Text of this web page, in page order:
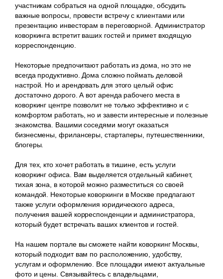
участникам собраться на одной площадке, обсудить
важные вопросы, провести встречу с клиентами или
презентацию инвесторам в переговорной. Администратор
коворкинга встретит ваших гостей и примет входящую
корреспонденцию.
Некоторые предпочитают работать из дома, но это не
всегда продуктивно. Дома сложно поймать деловой
настрой. Но и арендовать для этого целый офис
достаточно дорого. А вот аренда рабочего места в
коворкинг центре позволит не только эффективно и с
комфортом работать, но и завести интересные и полезные
знакомства. Вашими соседями могут оказаться
бизнесмены, фрилансеры, стартаперы, путешественники,
блогеры.
Для тех, кто хочет работать в тишине, есть услуги
коворкинг офиса. Вам выделяется отдельный кабинет,
тихая зона, в которой можно разместиться со своей
командой. Некоторые коворкинги в Москве предлагают
также услуги оформления юридического адреса,
получения вашей корреспонденции и администратора,
который будет встречать ваших клиентов и гостей.
На нашем портале вы сможете найти коворкинг Москвы,
который подходит вам по расположению, удобству,
услугам и оформлению. Все площадки имеют актуальные
фото и цены. Связывайтесь с владельцами,